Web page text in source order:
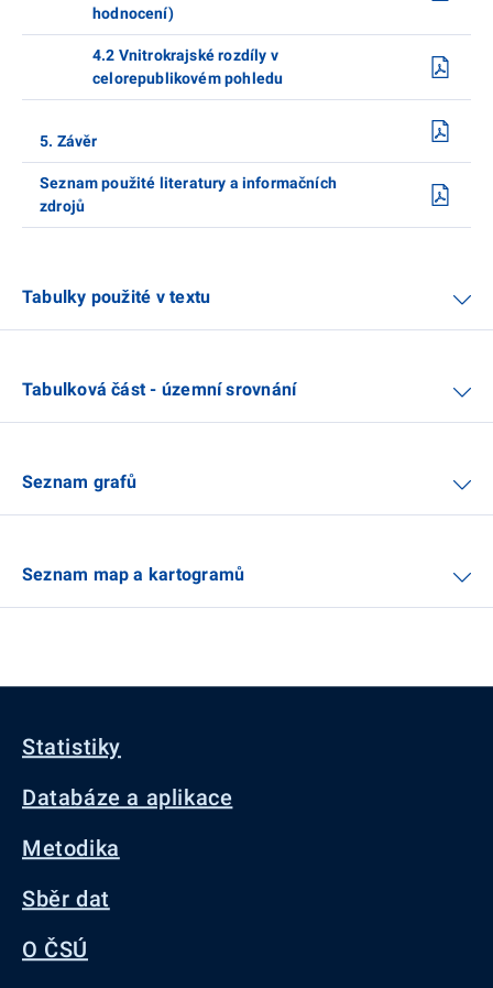
hodnocení)
4.2 Vnitrokrajské rozdíly v
celorepublikovém pohledu
5. Závěr
Seznam použité literatury a informačních
zdrojů
Tabulky použité v textu
Tabulková část - územní srovnání
Seznam grafů
Seznam map a kartogramů
Statistiky
Databáze a aplikace
Metodika
Sběr dat
O ČSÚ